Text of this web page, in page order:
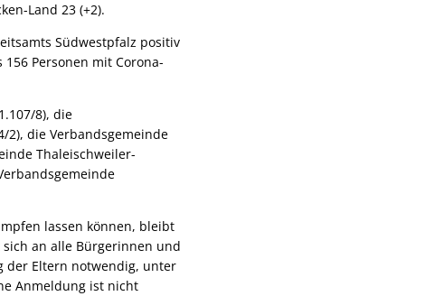
Land 23 (+2).
Südwestpfalz positiv
Personen mit Corona-
8), die
2), die Verbandsgemeinde
Thaleischweiler-
lassen können, bleibt
an alle Bürgerinnen und
der Eltern notwendig, unter
Anmeldung ist nicht